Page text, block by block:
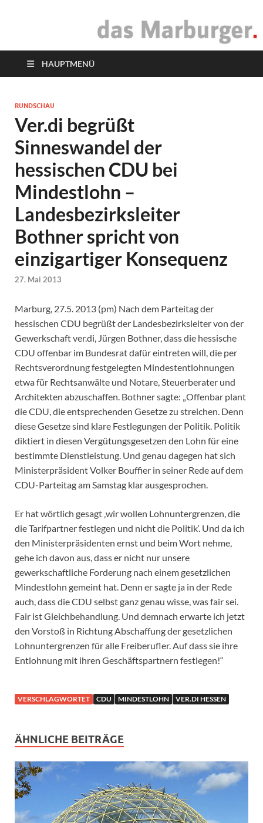
das Marburger.
HAUPTMENÜ
RUNDSCHAU
Ver.di begrüßt
Sinneswandel der
hessischen CDU bei
Mindestlohn –
Landesbezirksleiter
Bothner spricht von
einzigartiger Konsequenz
27. Mai 2013
Marburg, 27.5. 2013 (pm) Nach dem Parteitag der
hessischen CDU begrüßt der Landesbezirksleiter von der
Gewerkschaft ver.di, Jürgen Bothner, dass die hessische
CDU offenbar im Bundesrat dafür eintreten will, die per
Rechtsverordnung festgelegten Mindestentlohnungen
etwa für Rechtsanwälte und Notare, Steuerberater und
Architekten abzuschaffen. Bothner sagte: „Offenbar plant
die CDU, die entsprechenden Gesetze zu streichen. Denn
diese Gesetze sind klare Festlegungen der Politik. Politik
diktiert in diesen Vergütungsgesetzen den Lohn für eine
bestimmte Dienstleistung. Und genau dagegen hat sich
Ministerpräsident Volker Bouffier in seiner Rede auf dem
CDU-Parteitag am Samstag klar ausgesprochen.
Er hat wörtlich gesagt ‚wir wollen Lohnuntergrenzen, die
die Tarifpartner festlegen und nicht die Politik‘. Und da ich
den Ministerpräsidenten ernst und beim Wort nehme,
gehe ich davon aus, dass er nicht nur unsere
gewerkschaftliche Forderung nach einem gesetzlichen
Mindestlohn gemeint hat. Denn er sagte ja in der Rede
auch, dass die CDU selbst ganz genau wisse, was fair sei.
Fair ist Gleichbehandlung. Und demnach erwarte ich jetzt
den Vorstoß in Richtung Abschaffung der gesetzlichen
Lohnuntergrenzen für alle Freiberufler. Auf dass sie ihre
Entlohnung mit ihren Geschäftspartnern festlegen!“
VERSCHLAGWORTET CDU MINDESTLOHN VER.DI HESSEN
ÄHNLICHE BEITRÄGE